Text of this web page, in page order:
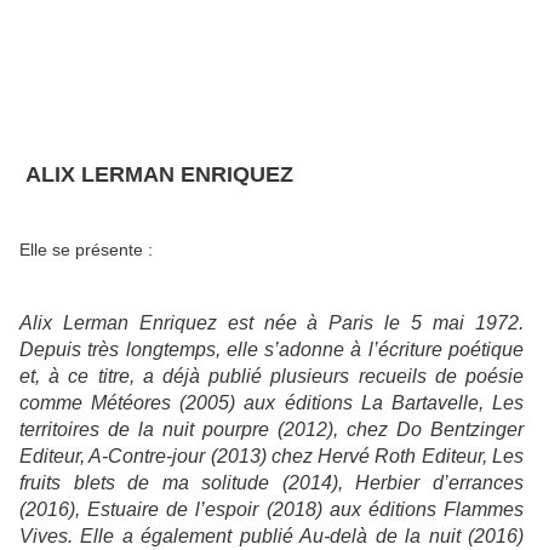
ALIX LERMAN ENRIQUEZ
Elle se présente :
Alix Lerman Enriquez est née à Paris le 5 mai 1972.
Depuis très longtemps, elle s’adonne à l’écriture poétique
et, à ce titre, a déjà publié plusieurs recueils de poésie
comme Météores (2005) aux éditions La Bartavelle, Les
territoires de la nuit pourpre (2012), chez Do Bentzinger
Editeur,A-Contre-jour(2013) chez Hervé Roth Editeur,Les
fruits blets de ma solitude (2014),Herbier d’errances
(2016),Estuaire de l’espoir (2018) aux éditions Flammes
Vives. Elle a également publiéAu-delà de la nuit(2016)